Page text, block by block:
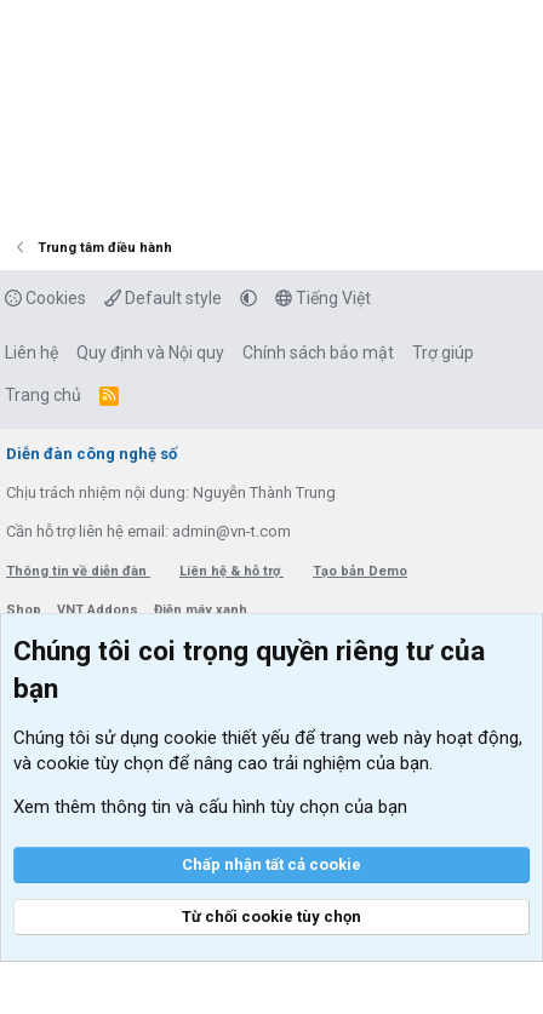
Trung tâm điều hành
Cookies Default style Tiếng Việt
Liên hệ Quy định và Nội quy Chính sách bảo mật Trợ giúp
Trang chủ
R
Diễn đàn công nghệ số
Chịu trách nhiệm nội dung: Nguyễn Thành Trung
Cần hỗ trợ liên hệ email: admin@vn-t.com
Thông tin về diễn đàn Liên hệ & hỗ trợ Tạo bản Demo
Shop VNT Addons Điện máy xanh
Menu thành viên
Đăng nhập
Diễn đàn
Kích hoạt Windows/ Office miễn phí
VIP add-ons Xenforo
Khuyến mãi và tài trợ
Chúng tôi coi trọng quyền riêng tư của
bạn
Chúng tôi sử dụng cookie thiết yếu để trang web này hoạt động,
và cookie tùy chọn để nâng cao trải nghiệm của bạn.
Xem thêm thông tin và cấu hình tùy chọn của bạn
Chấp nhận tất cả cookie
Từ chối cookie tùy chọn